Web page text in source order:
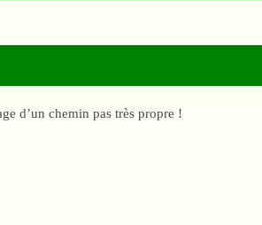
d’un chemin pas très propre !